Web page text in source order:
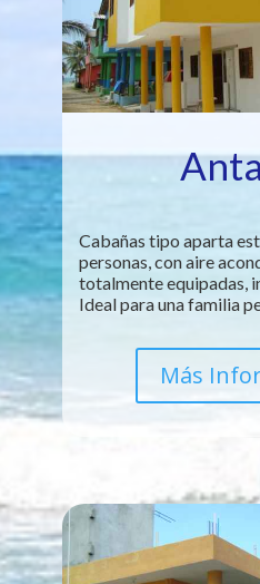
Cabañas tipo aparta
personas, con aire
totalmente equipadas,
Ideal para una familia
Más